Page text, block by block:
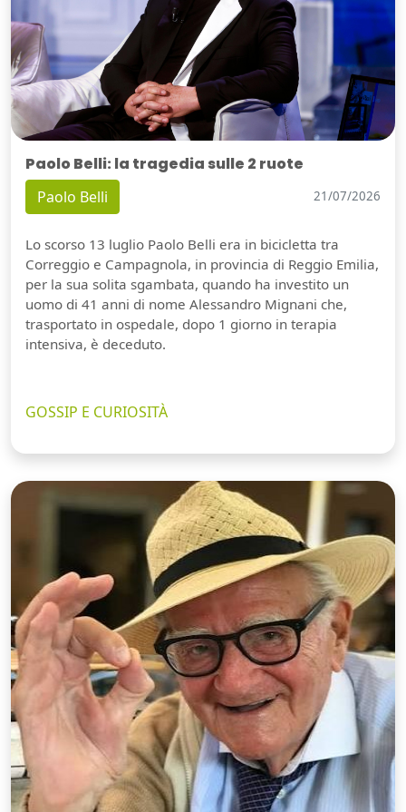
Paolo Belli: la tragedia sulle 2 ruote
Paolo Belli 21/07/2026
Lo scorso 13 luglio Paolo Belli era in bicicletta tra
Correggio e Campagnola, in provincia di Reggio Emilia,
per la sua solita sgambata, quando ha investito un
uomo di 41 anni di nome Alessandro Mignani che,
trasportato in ospedale, dopo 1 giorno in terapia
intensiva, è deceduto.
GOSSIP E CURIOSITÀ